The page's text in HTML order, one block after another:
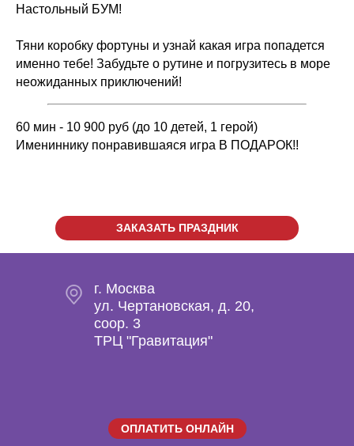
Настольный БУМ!
Тяни коробку фортуны и узнай какая игра попадется
именно тебе! Забудьте о рутине и погрузитесь в море
неожиданных приключений!
60 мин - 10 900 руб (до 10 детей, 1 герой)
Имениннику понравившаяся игра В ПОДАРОК!!
ЗАКАЗАТЬ ПРАЗДНИК
г. Москва
ул. Чертановская, д. 20,
coop. 3
ТРЦ "Гравитация"
ОПЛАТИТЬ ОНЛАЙН